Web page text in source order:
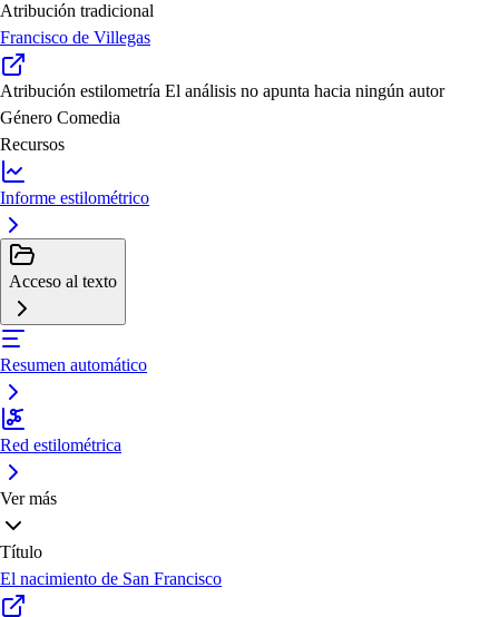
Atribución tradicional
Francisco de Villegas
Atribución estilometría El análisis no apunta hacia ningún autor
Género Comedia
Recursos
Informe estilométrico
Acceso al texto
Resumen automático
Red estilométrica
Ver más
Título
El nacimiento de San Francisco